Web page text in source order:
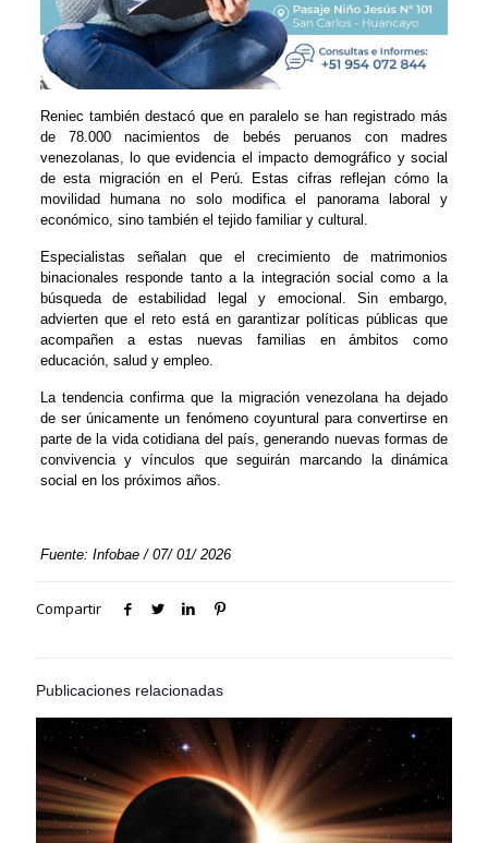
Reniec también destacó que en paralelo se han registrado más
de 78.000 nacimientos de bebés peruanos con madres
venezolanas, lo que evidencia el impacto demográfico y social
de esta migración en el Perú. Estas cifras reflejan cómo la
movilidad humana no solo modifica el panorama laboral y
económico, sino también el tejido familiar y cultural.
Especialistas señalan que el crecimiento de matrimonios
binacionales responde tanto a la integración social como a la
búsqueda de estabilidad legal y emocional. Sin embargo,
advierten que el reto está en garantizar políticas públicas que
acompañen a estas nuevas familias en ámbitos como
educación, salud y empleo.
La tendencia confirma que la migración venezolana ha dejado
de ser únicamente un fenómeno coyuntural para convertirse en
parte de la vida cotidiana del país, generando nuevas formas de
convivencia y vínculos que seguirán marcando la dinámica
social en los próximos años.
Fuente: Infobae / 07/ 01/ 2026
Compartir
Publicaciones relacionadas